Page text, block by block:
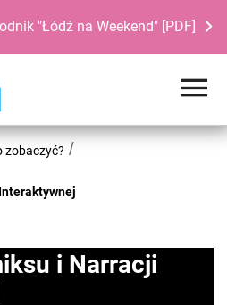
"Łódź na Weekend" [PDF]
zobaczyć?
i Narracji